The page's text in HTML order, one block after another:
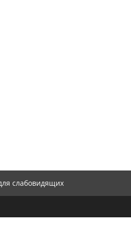
слабовидящих